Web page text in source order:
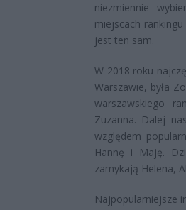
niezmiennie
miejscach
jest ten sam.
W 2018 roku
Warszawie, była
warszawskiego
Zuzanna. Dalej
względem
Hannę i Maję.
zamykają Helena,
Najpopularniejsze